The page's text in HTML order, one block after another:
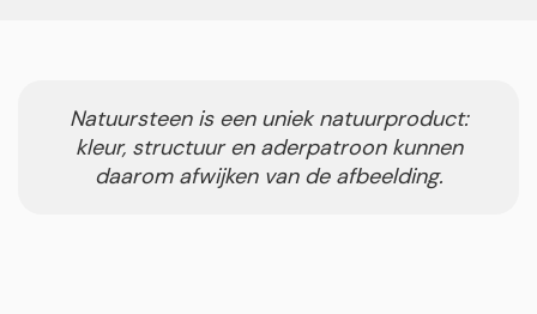
Natuursteen is een uniek natuurproduct:
kleur, structuur en aderpatroon kunnen
daarom afwijken van de afbeelding.